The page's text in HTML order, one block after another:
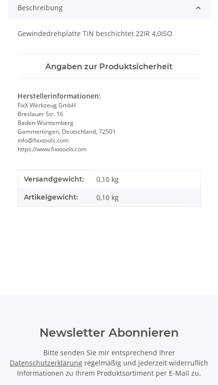
Beschreibung
Gewindedrehplatte TiN beschichtet 22IR 4,0ISO
Angaben zur Produktsicherheit
Herstellerinformationen:
FixX Werkzeug GmbH
Breslauer Str. 16
Baden-Württemberg
Gammertingen, Deutschland, 72501
info@fixxtools.com
https://www.fixxtools.com
Produkteigenschaft
Wert
Versandgewicht: 0,10 kg
Artikelgewicht: 0,10 kg
Newsletter Abonnieren
Bitte senden Sie mir entsprechend Ihrer
Datenschutzerklärung regelmäßig und jederzeit widerruflich
Informationen zu Ihrem Produktsortiment per E-Mail zu.